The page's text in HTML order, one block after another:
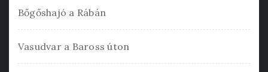
Bőgőshajó a Rábán
Vasudvar a Baross úton